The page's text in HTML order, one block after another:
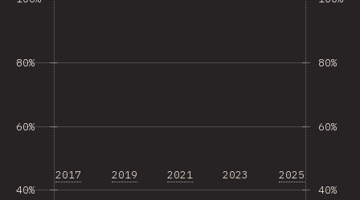
40%
60%
80%
2017 2019 2021 2023 2025
40%
60%
80%